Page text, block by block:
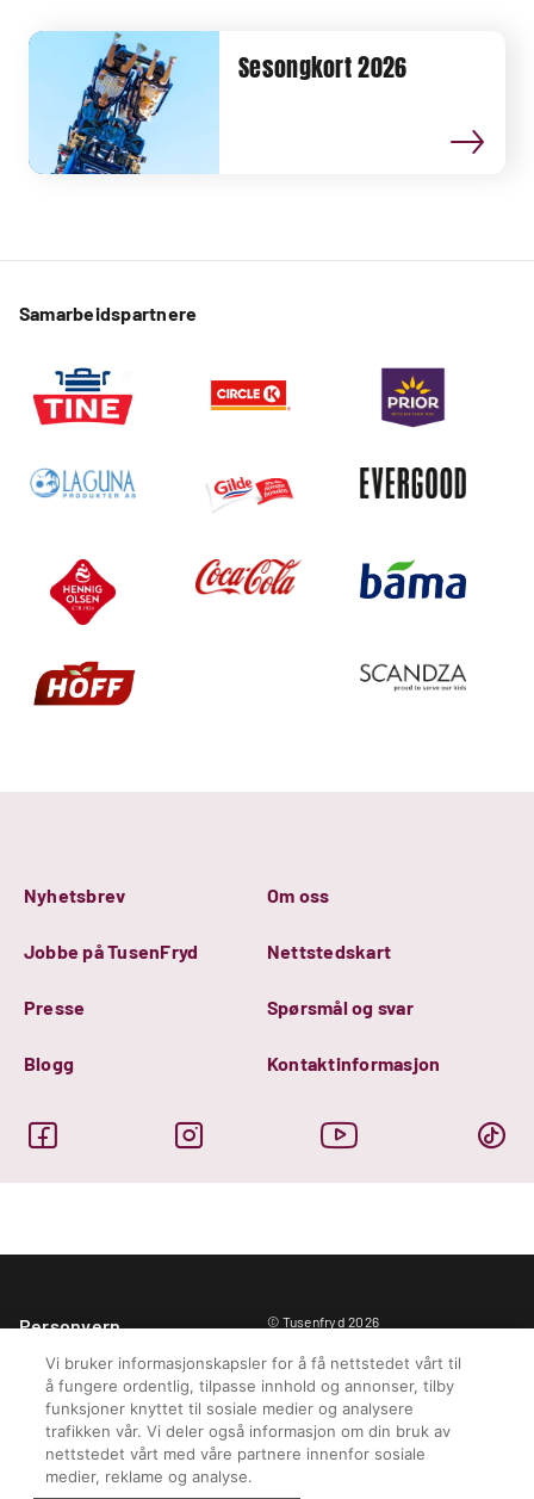
Sesongkort 2026
Samarbeidspartnere
Nyhetsbrev Om oss
Jobbe på TusenFryd Nettstedskart
Presse Spørsmål og svar
Blogg Kontaktinformasjon
Personvern
Ansvarserklæring
Informasjon om cookies
Parkregler
Kjøpsbetingelser
Informasjonskapselinnstillinger
© Tusenfryd 2026
Vi bruker informasjonskapsler for å få nettstedet vårt til
å fungere ordentlig, tilpasse innhold og annonser, tilby
funksjoner knyttet til sosiale medier og analysere
trafikken vår. Vi deler også informasjon om din bruk av
nettstedet vårt med våre partnere innenfor sosiale
medier, reklame og analyse.